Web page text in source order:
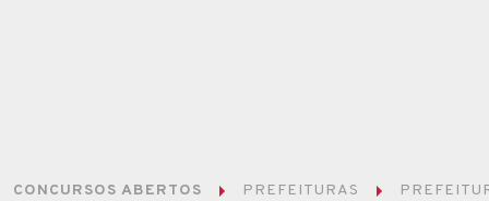
CONCURSOS ABERTOS PREFEITURAS